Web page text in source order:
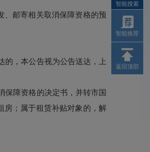
、邮寄相关取消保障资格的预
，本公告视为公告送达，上
障资格的决定书，并转市国
房；属于租赁补贴对象的，解
智能搜索
智能推荐
返回顶部